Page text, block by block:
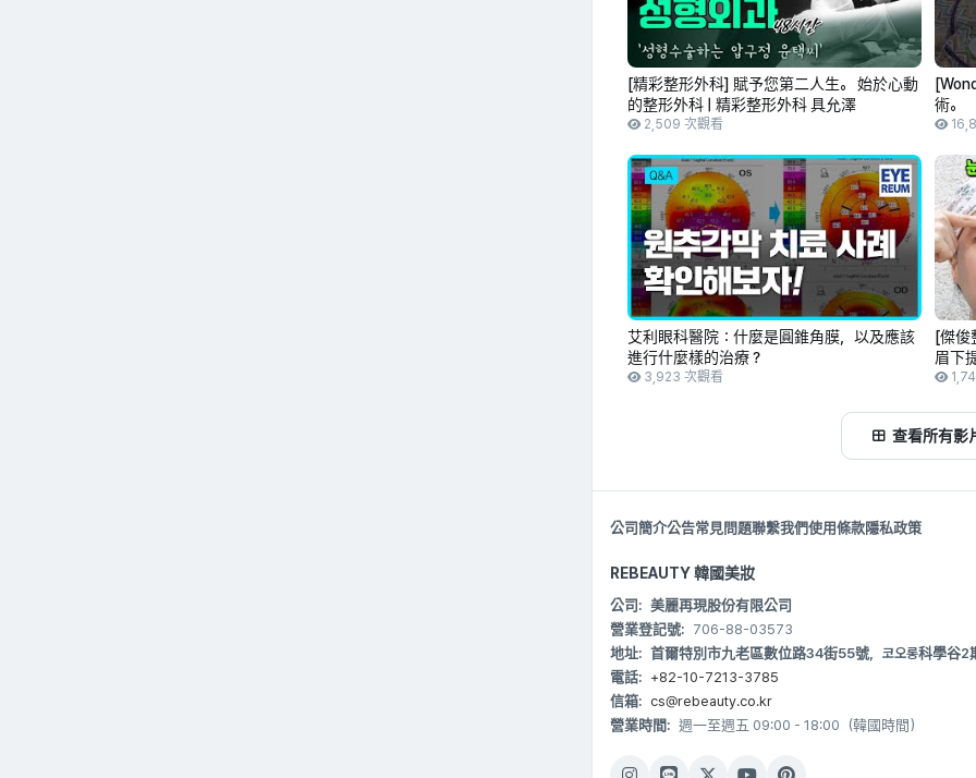
[精彩整形外科] 賦予您第二人生。 始於心動
的整形外科 | 精彩整形外科 具允澤
2,509 次觀看
術。
艾利眼科醫院：什麼是圓錐角膜，以及應該
進行什麼樣的治療？
3,923 次觀看
[傑俊
眉下
查看所有影
公司簡介公告常見問題聯繫我們使用條款隱私政策
REBEAUTY 韓國美妝
公司: 美麗再現股份有限公司
營業登記號: 706-88-03573
地址: 首爾特別市九老區數位路34街55號，코오롱科學
電話: +82-10-7213-3785
信箱: cs@rebeauty.co.kr
營業時間: 週一至週五 09:00 - 18:00（韓國時間）